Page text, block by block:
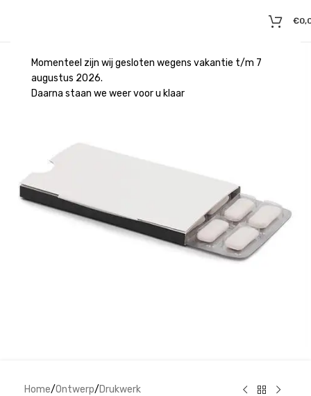
Momenteel zijn wij gesloten wegens vakantie t/m 7
augustus 2026.
Daarna staan we weer voor u klaar
€
Home/Ontwerp/Drukwerk